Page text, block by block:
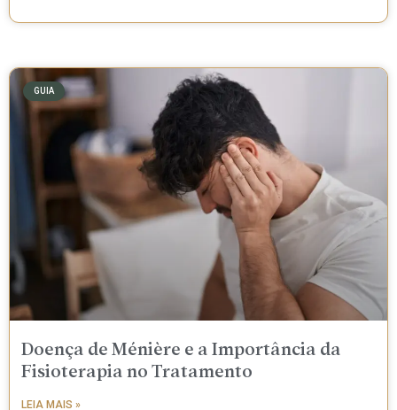
GUIA
Doença de Ménière e a Importância da
Fisioterapia no Tratamento
LEIA MAIS »